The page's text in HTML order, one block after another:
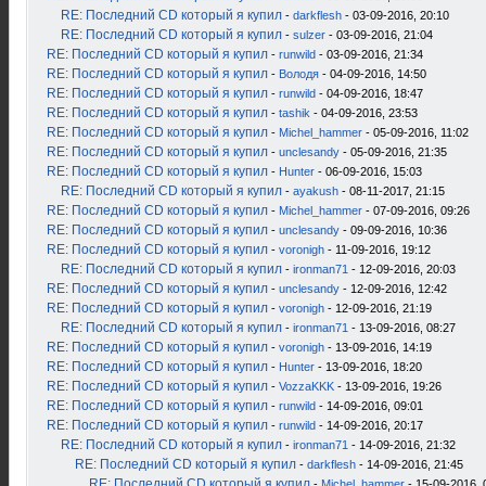
RE: Последний CD который я купил - darkflesh - 03-09-2016, 20:10
RE: Последний CD который я купил - sulzer - 03-09-2016, 21:04
RE: Последний CD который я купил - runwild - 03-09-2016, 21:34
RE: Последний CD который я купил - Володя - 04-09-2016, 14:50
RE: Последний CD который я купил - runwild - 04-09-2016, 18:47
RE: Последний CD который я купил - tashik - 04-09-2016, 23:53
RE: Последний CD который я купил - Michel_hammer - 05-09-2016, 11:02
RE: Последний CD который я купил - unclesandy - 05-09-2016, 21:35
RE: Последний CD который я купил - Hunter - 06-09-2016, 15:03
RE: Последний CD который я купил - ayakush - 08-11-2017, 21:15
RE: Последний CD который я купил - Michel_hammer - 07-09-2016, 09:26
RE: Последний CD который я купил - unclesandy - 09-09-2016, 10:36
RE: Последний CD который я купил - voronigh - 11-09-2016, 19:12
RE: Последний CD который я купил - ironman71 - 12-09-2016, 20:03
RE: Последний CD который я купил - unclesandy - 12-09-2016, 12:42
RE: Последний CD который я купил - voronigh - 12-09-2016, 21:19
RE: Последний CD который я купил - ironman71 - 13-09-2016, 08:27
RE: Последний CD который я купил - voronigh - 13-09-2016, 14:19
RE: Последний CD который я купил - Hunter - 13-09-2016, 18:20
RE: Последний CD который я купил - VozzaKKK - 13-09-2016, 19:26
RE: Последний CD который я купил - runwild - 14-09-2016, 09:01
RE: Последний CD который я купил - runwild - 14-09-2016, 20:17
RE: Последний CD который я купил - ironman71 - 14-09-2016, 21:32
RE: Последний CD который я купил - darkflesh - 14-09-2016, 21:45